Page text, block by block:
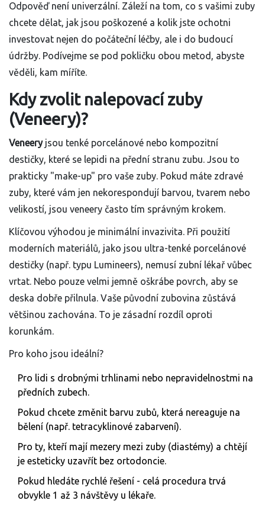
Odpověď není univerzální. Záleží na tom, co s vašimi zuby
chcete dělat, jak jsou poškozené a kolik jste ochotni
investovat nejen do počáteční léčby, ale i do budoucí
údržby. Podívejme se pod pokličku obou metod, abyste
věděli, kam míříte.
Kdy zvolit nalepovací zuby
(Veneery)?
Veneeryjsou tenké porcelánové nebo kompozitní
destičky, které se lepidi na přední stranu zubu. Jsou to
prakticky "make-up" pro vaše zuby. Pokud máte zdravé
zuby, které vám jen nekorespondují barvou, tvarem nebo
velikostí, jsou veneery často tím správným krokem.
Klíčovou výhodou je minimální invazivita. Při použití
moderních materiálů, jako jsou ultra-tenké porcelánové
destičky (např. typu Lumineers), nemusí zubní lékař vůbec
vrtat. Nebo pouze velmi jemně oškrábe povrch, aby se
deska dobře přilnula. Vaše původní zubovina zůstává
většinou zachována. To je zásadní rozdíl oproti
korunkám.
Pro koho jsou ideální?
Pro lidi s drobnými trhlinami nebo nepravidelnostmi na
předních zubech.
Pokud chcete změnit barvu zubů, která nereaguje na
bělení (např. tetracyklinové zabarvení).
Pro ty, kteří mají mezery mezi zuby (diastémy) a chtějí
je esteticky uzavřít bez ortodoncie.
Pokud hledáte rychlé řešení - celá procedura trvá
obvykle 1 až 3 návštěvy u lékaře.